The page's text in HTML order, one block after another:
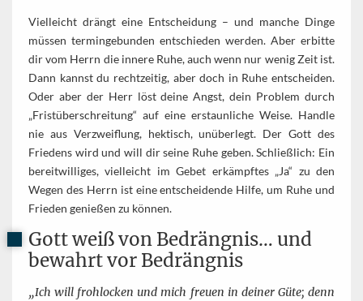
Vielleicht drängt eine Entscheidung – und manche Dinge
müssen termingebunden entschieden werden. Aber erbitte
dir vom Herrn die innere Ruhe, auch wenn nur wenig Zeit ist.
Dann kannst du rechtzeitig, aber doch in Ruhe entscheiden.
Oder aber der Herr löst deine Angst, dein Problem durch
„Fristüberschreitung“ auf eine erstaunliche Weise. Handle
nie aus Verzweiflung, hektisch, unüberlegt. Der Gott des
Friedens wird und will dir seine Ruhe geben. Schließlich: Ein
bereitwilliges, vielleicht im Gebet erkämpftes „Ja“ zu den
Wegen des Herrn ist eine entscheidende Hilfe, um Ruhe und
Frieden genießen zu können.
Gott weiß von Bedrängnis… und
bewahrt vor Bedrängnis
„Ich will frohlocken und mich freuen in deiner Güte; denn